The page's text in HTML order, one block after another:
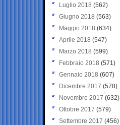
Luglio 2018 (562)
Giugno 2018 (563)
Maggio 2018 (634)
Aprile 2018 (547)
Marzo 2018 (599)
Febbraio 2018 (571)
Gennaio 2018 (607)
Dicembre 2017 (578)
Novembre 2017 (632)
Ottobre 2017 (579)
Settembre 2017 (456)